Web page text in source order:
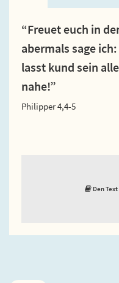
“Freuet euch in
abermals sage
lasst kund sein
nahe!”
Philipper 4,4-5
Den